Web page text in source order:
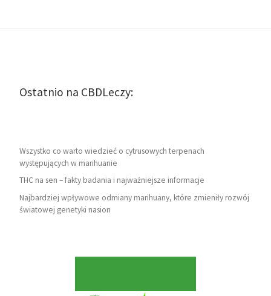
Ostatnio na CBDLeczy:
Wszystko co warto wiedzieć o cytrusowych terpenach
występujących w marihuanie
THC na sen – fakty badania i najważniejsze informacje
Najbardziej wpływowe odmiany marihuany, które zmieniły rozwój
światowej genetyki nasion